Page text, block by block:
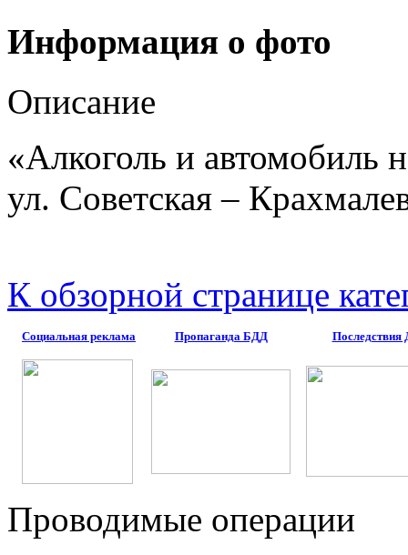
Информация о фото
Описание
«Алкоголь и автомобиль
ул. Советская –
К обзорной странице
Социальная реклама Пропаганда БДД
Проводимые операции